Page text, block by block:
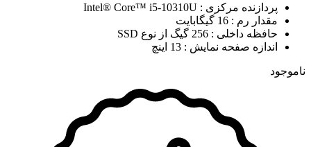
پردازنده مرکزی : Intel® Core™ i5-10310U
مقدار رم : 16 گیگابایت
حافظه داخلی : 256 گیگ از نوع SSD
اندازه صفحه نمایش : 13 اینچ
ناموجود